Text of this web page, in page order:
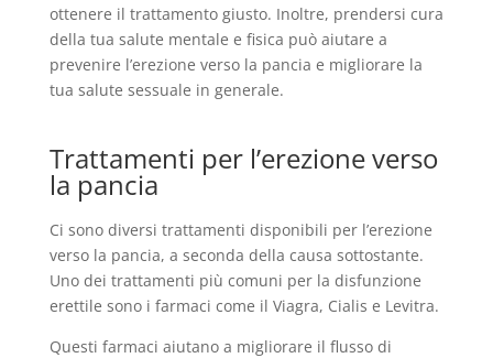
ottenere il trattamento giusto. Inoltre, prendersi cura
della tua salute mentale e fisica può aiutare a
prevenire l’erezione verso la pancia e migliorare la
tua salute sessuale in generale.
Trattamenti per l’erezione verso
la pancia
Ci sono diversi trattamenti disponibili per l’erezione
verso la pancia, a seconda della causa sottostante.
Uno dei trattamenti più comuni per la disfunzione
erettile sono i farmaci come il Viagra, Cialis e Levitra.
Questi farmaci aiutano a migliorare il flusso di